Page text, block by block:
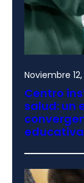
Noviembre
Centro
salud: un